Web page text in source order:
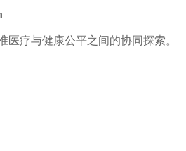
疗与健康公平之间的协同探索。